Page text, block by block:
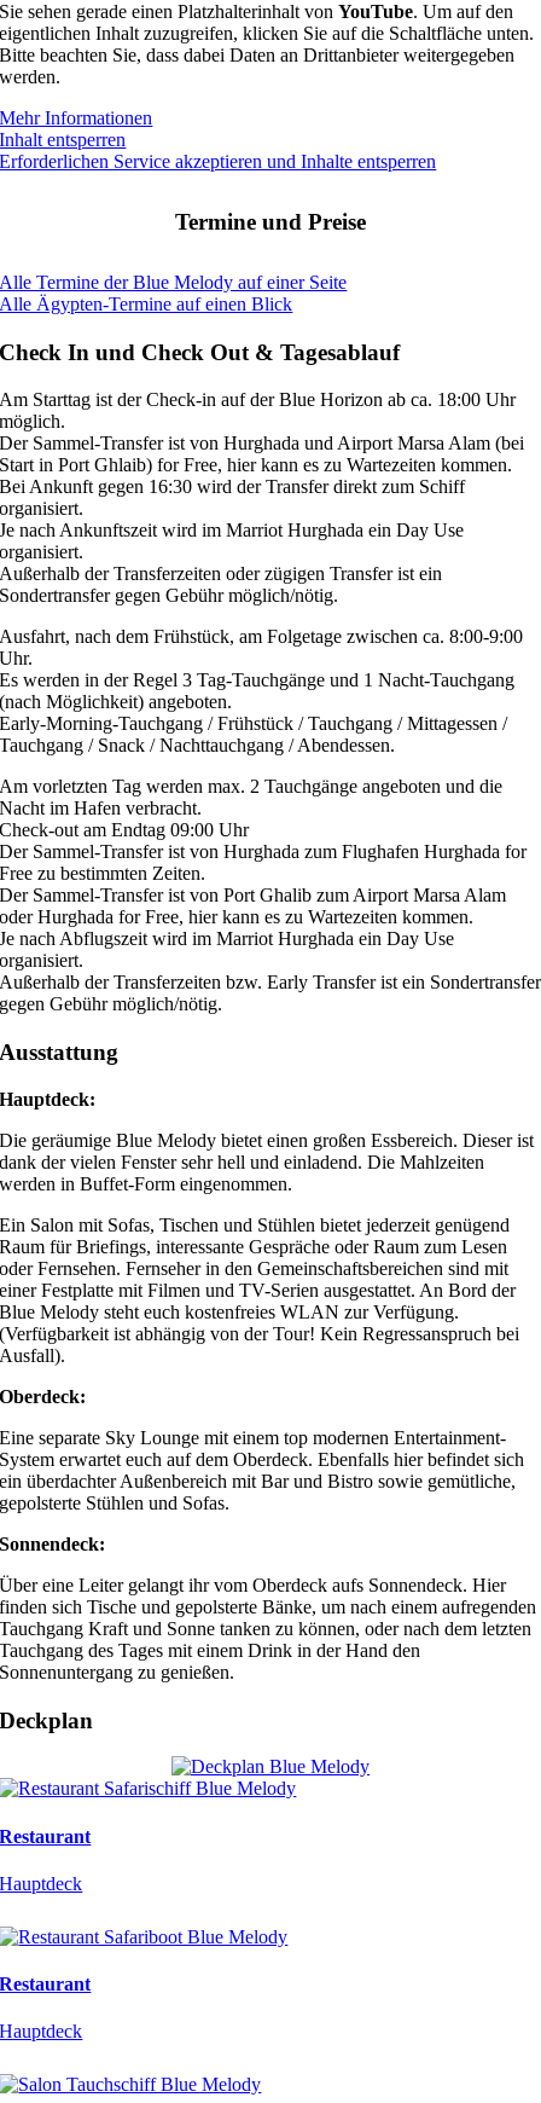
Sie sehen gerade einen Platzhalterinhalt vonYouTube. Um auf den
eigentlichen Inhalt zuzugreifen, klicken Sie auf die Schaltfläche unten.
Bitte beachten Sie, dass dabei Daten an Drittanbieter weitergegeben
werden.
Mehr Informationen
Inhalt entsperren
Erforderlichen Service akzeptieren und Inhalte entsperren
Termine und Preise
Alle Termine der Blue Melody auf einer Seite
Alle Ägypten-Termine auf einen Blick
Check In und Check Out & Tagesablauf
Am Starttag ist der Check-in auf der Blue Horizon ab ca. 18:00 Uhr
möglich.
Der Sammel-Transfer ist von Hurghada und Airport Marsa Alam (bei
Start in Port Ghlaib) for Free, hier kann es zu Wartezeiten kommen.
Bei Ankunft gegen 16:30 wird der Transfer direkt zum Schiff
organisiert.
Je nach Ankunftszeit wird im Marriot Hurghada ein Day Use
organisiert.
Außerhalb der Transferzeiten oder zügigen Transfer ist ein
Sondertransfer gegen Gebühr möglich/nötig.
Ausfahrt, nach dem Frühstück, am Folgetage zwischen ca. 8:00-9:00
Uhr.
Es werden in der Regel 3 Tag-Tauchgänge und 1 Nacht-Tauchgang
(nach Möglichkeit) angeboten.
Early-Morning-Tauchgang / Frühstück / Tauchgang / Mittagessen /
Tauchgang / Snack / Nachttauchgang / Abendessen.
Am vorletzten Tag werden max. 2 Tauchgänge angeboten und die
Nacht im Hafen verbracht.
Check-out am Endtag 09:00 Uhr
Der Sammel-Transfer ist von Hurghada zum Flughafen Hurghada for
Free zu bestimmten Zeiten.
Der Sammel-Transfer ist von Port Ghalib zum Airport Marsa Alam
oder Hurghada for Free, hier kann es zu Wartezeiten kommen.
Je nach Abflugszeit wird im Marriot Hurghada ein Day Use
organisiert.
Außerhalb der Transferzeiten bzw. Early Transfer ist ein Sondertransfer
gegen Gebühr möglich/nötig.
Ausstattung
Hauptdeck:
Die geräumige Blue Melody bietet einen großen Essbereich. Dieser ist
dank der vielen Fenster sehr hell und einladend. Die Mahlzeiten
werden in Buffet-Form eingenommen.
Ein Salon mit Sofas, Tischen und Stühlen bietet jederzeit genügend
Raum für Briefings, interessante Gespräche oder Raum zum Lesen
oder Fernsehen. Fernseher in den Gemeinschaftsbereichen sind mit
einer Festplatte mit Filmen und TV-Serien ausgestattet. An Bord der
Blue Melody steht euch kostenfreies WLAN zur Verfügung.
(Verfügbarkeit ist abhängig von der Tour! Kein Regressanspruch bei
Ausfall).
Oberdeck:
Eine separate Sky Lounge mit einem top modernen Entertainment-
System erwartet euch auf dem Oberdeck. Ebenfalls hier befindet sich
ein überdachter Außenbereich mit Bar und Bistro sowie gemütliche,
gepolsterte Stühlen und Sofas.
Sonnendeck:
Über eine Leiter gelangt ihr vom Oberdeck aufs Sonnendeck. Hier
finden sich Tische und gepolsterte Bänke, um nach einem aufregenden
Tauchgang Kraft und Sonne tanken zu können, oder nach dem letzten
Tauchgang des Tages mit einem Drink in der Hand den
Sonnenuntergang zu genießen.
Deckplan
Restaurant
Hauptdeck
Restaurant
Hauptdeck